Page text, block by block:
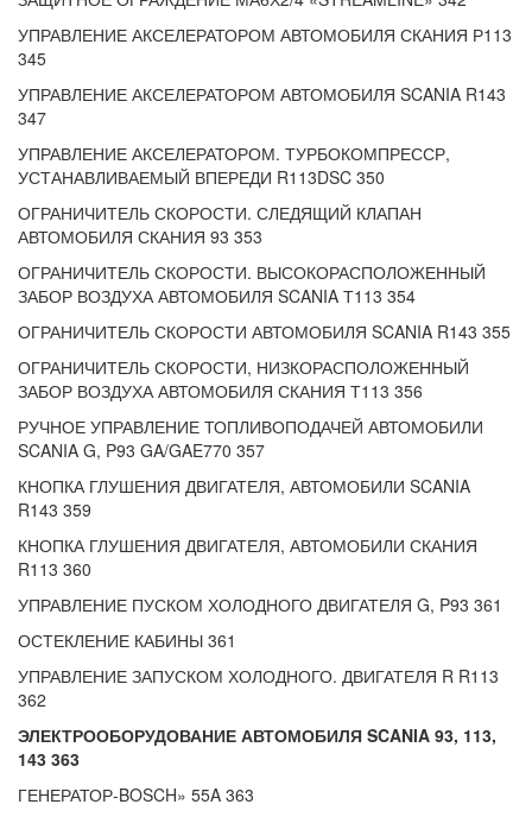
УПРАВЛЕНИЕ АКСЕЛЕРАТОРОМ АВТОМОБИЛЯ СКАНИЯ Р113
345
УПРАВЛЕНИЕ АКСЕЛЕРАТОРОМ АВТОМОБИЛЯ SCANIA R143
347
УПРАВЛЕНИЕ АКСЕЛЕРАТОРОМ. ТУРБОКОМПРЕССР,
УСТАНАВЛИВАЕМЫЙ ВПЕРЕДИ R113DSC 350
ОГРАНИЧИТЕЛЬ СКОРОСТИ. СЛЕДЯЩИЙ КЛАПАН
АВТОМОБИЛЯ СКАНИЯ 93 353
ОГРАНИЧИТЕЛЬ СКОРОСТИ. ВЫСОКОРАСПОЛОЖЕННЫЙ
ЗАБОР ВОЗДУХА АВТОМОБИЛЯ SCANIA Т113 354
ОГРАНИЧИТЕЛЬ СКОРОСТИ АВТОМОБИЛЯ SCANIA R143 355
ОГРАНИЧИТЕЛЬ СКОРОСТИ, НИЗКОРАСПОЛОЖЕННЫЙ
ЗАБОР ВОЗДУХА АВТОМОБИЛЯ СКАНИЯ Т113 356
РУЧНОЕ УПРАВЛЕНИЕ ТОПЛИВОПОДАЧЕЙ АВТОМОБИЛИ
SCANIA G, P93 GA/GAE770 357
КНОПКА ГЛУШЕНИЯ ДВИГАТЕЛЯ, АВТОМОБИЛИ SCANIA
R143 359
КНОПКА ГЛУШЕНИЯ ДВИГАТЕЛЯ, АВТОМОБИЛИ СКАНИЯ
R113 360
УПРАВЛЕНИЕ ПУСКОМ ХОЛОДНОГО ДВИГАТЕЛЯ G, P93 361
ОСТЕКЛЕНИЕ КАБИНЫ 361
УПРАВЛЕНИЕ ЗАПУСКОМ ХОЛОДНОГО. ДВИГАТЕЛЯ R R113
362
ЭЛЕКТРООБОРУДОВАНИЕ АВТОМОБИЛЯ SCANIA 93, 113,
143 363
ГЕНЕРАТОР-BOSCH» 55A 363